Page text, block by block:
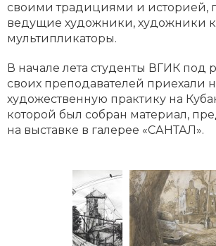
своими традициями и историей,
ведущие художники, художники
мультипликаторы.
В начале лета студенты ВГИК под
своих преподавателей приехали
художественную практику на
которой был собран материал,
на выставке в галерее «САНТАЛ».